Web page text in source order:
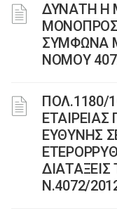
ΔΥΝΑΤΗ Η
ΣΥΜΦΩΝΑ
ΝΟΜΟΥ
ΠΟΛ.1180/
ΕΤΑΙΡΕΙΑΣ
ΕΥΘΥΝΗΣ
Ν.4072/